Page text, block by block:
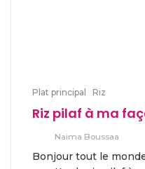
Plat principal Riz
Riz pilaf à ma
Naima Boussaa
Bonjour tout le